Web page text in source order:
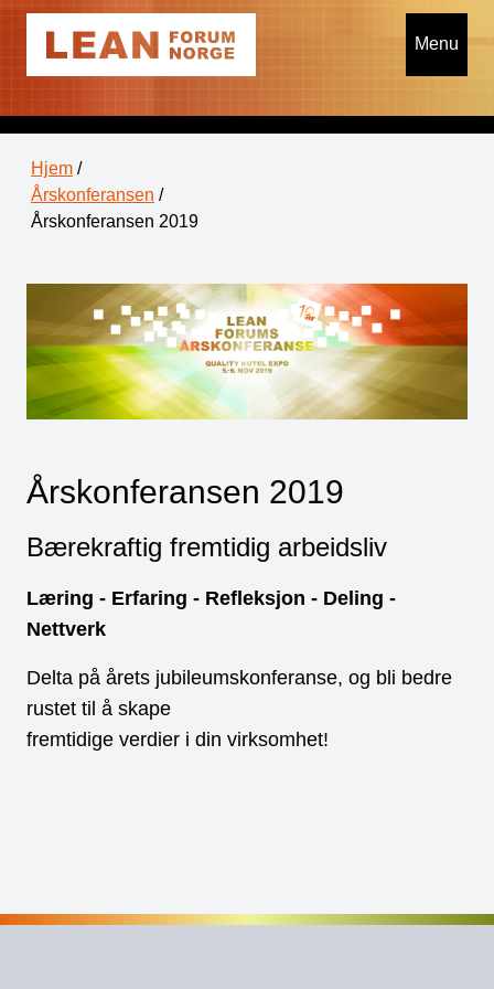
Menu
Hjem /
Årskonferansen /
Årskonferansen 2019
Årskonferansen 2019
Bærekraftig fremtidig arbeidsliv
Læring - Erfaring - Refleksjon - Deling -
Nettverk
Delta på årets jubileumskonferanse, og bli bedre
rustet til å skape
fremtidige verdier i din virksomhet!